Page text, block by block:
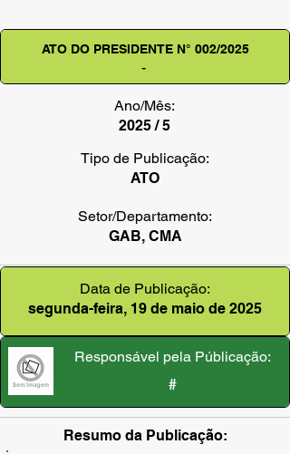
ATO DO PRESIDENTE N° 002/2025
-
Ano/Mês:
2025 / 5
Tipo de Publicação:
ATO
Setor/Departamento:
GAB, CMA
Data de Publicação:
segunda-feira, 19 de maio de 2025
Responsável pela Públicação:
#
Resumo da Publicação: